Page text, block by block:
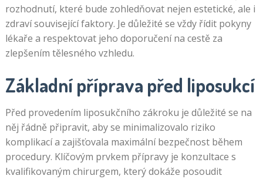
rozhodnutí, které bude zohledňovat nejen estetické, ale i
zdraví související faktory. Je důležité se vždy řídit pokyny
lékaře a respektovat jeho doporučení na cestě za
zlepšením tělesného vzhledu.
Základní příprava před liposukcí
Před provedením liposukčního zákroku je důležité se na
něj řádně připravit, aby se minimalizovalo riziko
komplikací a zajišťovala maximální bezpečnost během
procedury. Klíčovým prvkem přípravy je konzultace s
kvalifikovaným chirurgem, který dokáže posoudit